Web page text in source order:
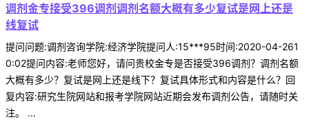
调剂金专接受396调剂调剂名额大概有多少复试是网上还是
线复试
提问问题:调剂咨询学院:经济学院提问人:15***95时间:2020-04-261
0:02提问内容:老师您好，请问贵校金专是否接受396调剂？调剂名额
大概有多少？复试是网上还是线下？复试具体形式和内容是什么？回
复内容:研究生院网站和报考学院网站近期会发布调剂公告，请随时关
注。 ...